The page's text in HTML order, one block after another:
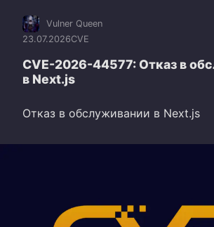
Vulner Queen
23.07.2026CVE
CVE-2026-44577: Отказ в
в Next.js
Отказ в обслуживании в Next.js